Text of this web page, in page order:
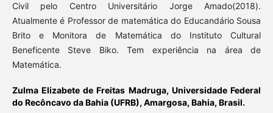
Civil pelo Centro Universitário Jorge Amado(2018).
Atualmente é Professor de matemática do Educandário Sousa
Brito e Monitora de Matemática do Instituto Cultural
Beneficente Steve Biko. Tem experiência na área de
Matemática.
Zulma Elizabete de Freitas Madruga, Universidade Federal
do Recôncavo da Bahia (UFRB), Amargosa, Bahia, Brasil.